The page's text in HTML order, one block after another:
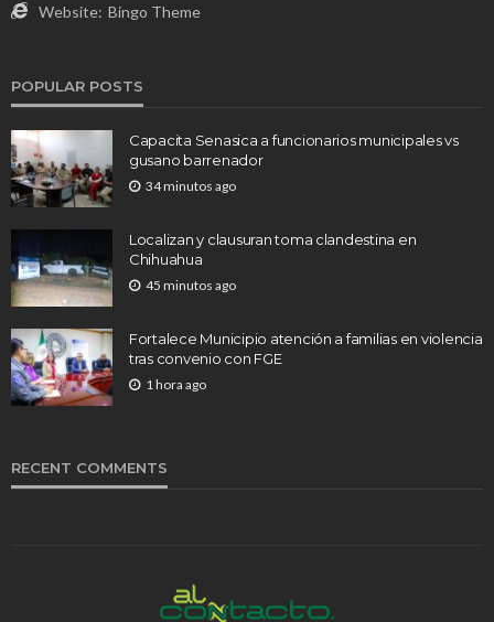
Website: Bingo Theme
POPULAR POSTS
Capacita Senasica a funcionarios municipales vs
gusano barrenador
34 minutos ago
Localizan y clausuran toma clandestina en
Chihuahua
45 minutos ago
Fortalece Municipio atención a familias en violencia
tras convenio con FGE
1 hora ago
RECENT COMMENTS